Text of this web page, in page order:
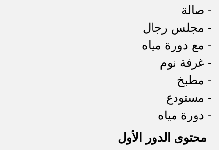
- صالة
- مجلس رجال
- مع دورة مياه
- غرفة نوم
- مطبخ
- مستودع
- دورة مياه
محتوى الدور الأول